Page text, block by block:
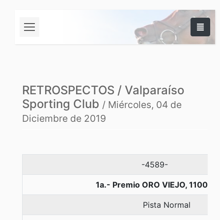
RETROSPECTOS / Valparaíso
Sporting Club / Miércoles, 04 de
Diciembre de 2019
-4589-
1a.- Premio ORO VIEJO, 1100
Pista Normal